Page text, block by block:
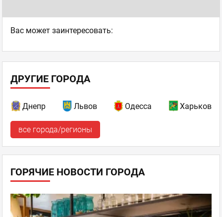
Ваc может заинтересовать:
ДРУГИЕ ГОРОДА
Днепр Львов Одесса Харьков
все города/регионы
ГОРЯЧИЕ НОВОСТИ ГОРОДА